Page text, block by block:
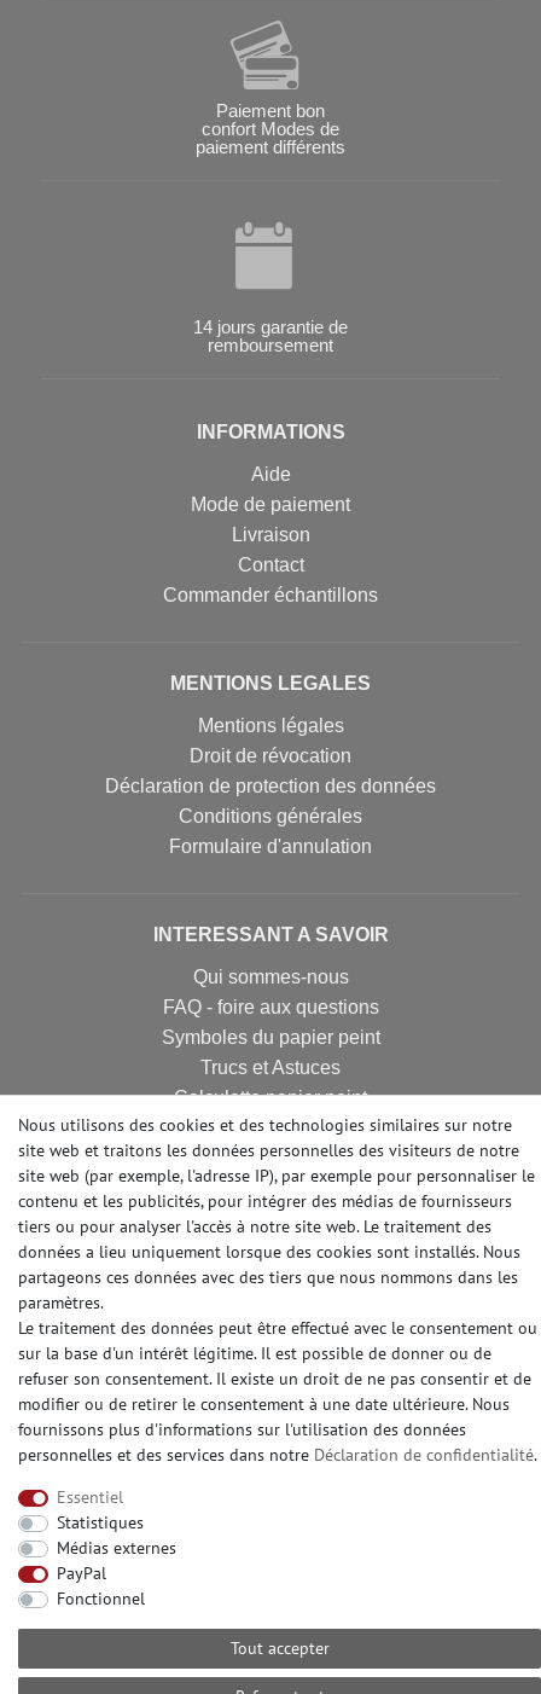
Paiement bon
confort Modes de
paiement différents
14 jours garantie de
remboursement
INFORMATIONS
Aide
Mode de paiement
Livraison
Contact
Commander échantillons
MENTIONS LEGALES
Mentions légales
Droit de révocation
Déclaration de protection des données
Conditions générales
Formulaire d'annulation
INTERESSANT A SAVOIR
Qui sommes-nous
FAQ - foire aux questions
Symboles du papier peint
Trucs et Astuces
Calculette papier peint
FIBRE DE RENOVATION
Revêtement de rénovation
Revêtement intissé lisse
Fibre de rénovation
Fibre à peindre sur intissé
Maku Vlies
Fibre à peindre sans structur
CONTATO
Avez-vou besoin d'aide? S'il vous plaît appelez-
Heures d'ouverture du centre d'appels du lundi au
vendredi de
10:00 alle 16:00 (MEZ)
Nous utilisons des cookies et des technologies similaires sur notre
site web et traitons les données personnelles des visiteurs de notre
site web (par exemple, l'adresse IP), par exemple pour personnaliser le
contenu et les publicités, pour intégrer des médias de fournisseurs
tiers ou pour analyser l'accès à notre site web. Le traitement des
données a lieu uniquement lorsque des cookies sont installés. Nous
partageons ces données avec des tiers que nous nommons dans les
paramètres.
Le traitement des données peut être effectué avec le consentement ou
sur la base d'un intérêt légitime. Il est possible de donner ou de
refuser son consentement. Il existe un droit de ne pas consentir et de
modifier ou de retirer le consentement à une date ultérieure. Nous
fournissons plus d'informations sur l'utilisation des données
personnelles et des services dans notre Déclaration de confidentialité.
Essentiel
Statistiques
Médias externes
PayPal
Fonctionnel
Tout accepter